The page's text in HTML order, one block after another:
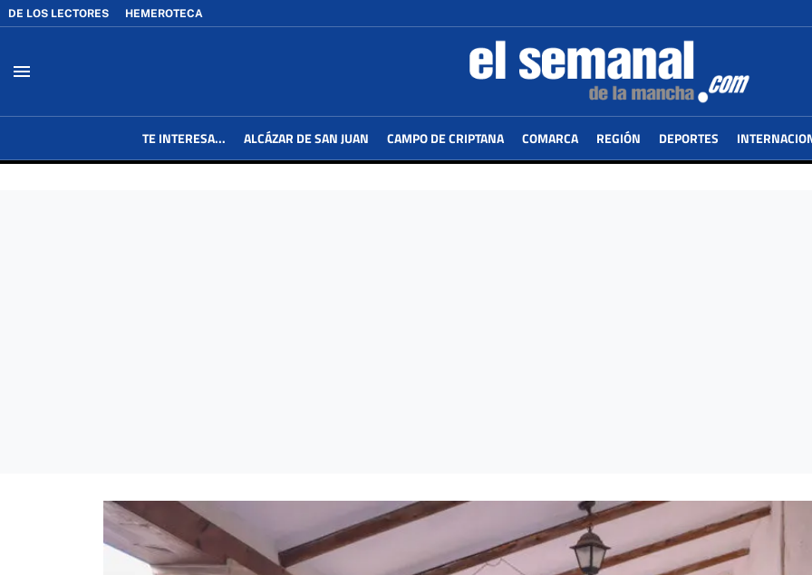
DE LOS LECTORES HEMEROTECA
menu
TE INTERESA... ALCÁZAR DE SAN JUAN CAMPO DE CRIPTANA COMARCA REGIÓN DEPORTES